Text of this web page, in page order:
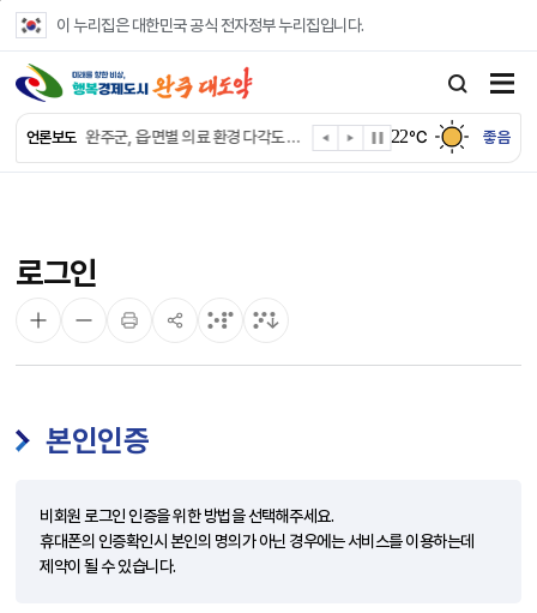
이 누리집은 대한민국 공식 전자정부 누리집입니다.
언론보도
완주군, ‘수의계약 총량제’ 개편 운영
완주군 청소년, 초록우산 지원으로 치과 치료
완주군, 읍·면별 의료 환경 다각도 진단한다
완주군, 모바일 헬스케어 “내 건강 변화 직접 확인”
22℃ 좋음
로그인
본인인증
비회원 로그인 인증을 위한 방법을 선택해주세요.
휴대폰의 인증확인시 본인의 명의가 아닌 경우에는 서비스를 이용하는데
제약이 될 수 있습니다.